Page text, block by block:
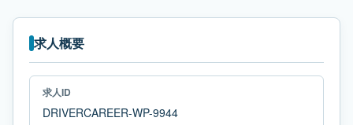
求人概要
求人ID
DRIVERCAREER-WP-9944